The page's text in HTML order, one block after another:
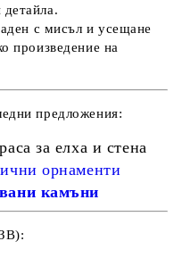
с мисъл и усещане
произведение на
предложения:
за елха и стена
орнаменти
камъни